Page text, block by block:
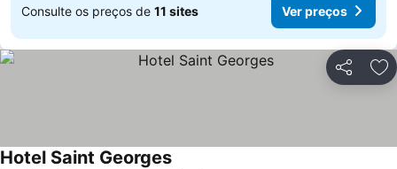
Consulte os preços de 11 sites Ver preços
Partilhar
Hotel Saint Georges